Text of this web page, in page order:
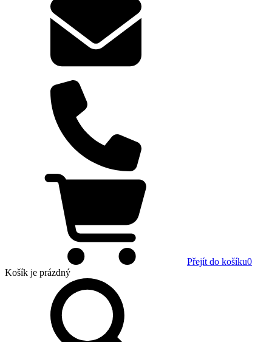
Přejít do košíku0
Košík je prázdný